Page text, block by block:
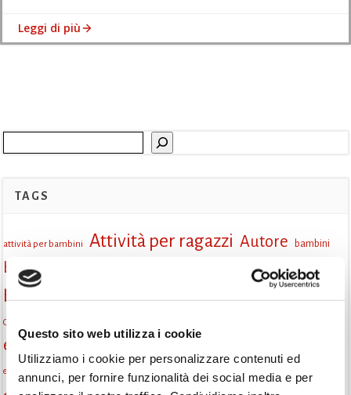
Questo sito web utilizza i cookie
Utilizziamo i cookie per personalizzare contenuti ed
annunci, per fornire funzionalità dei social media e per
Leggi di più
TAGS
attività per bambini Attività per ragazzi Autore bambini
biblioteca
biblioteca Monselice Biblioteca San Biagio
Centro per il libro e la lettura
eventi culturali
eventi Monselice famiglie Fiaccole della lettura